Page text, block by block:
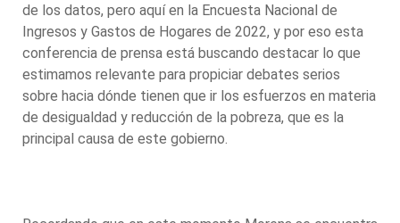
de los datos, pero aquí en la Encuesta Nacional de
Ingresos y Gastos de Hogares de 2022, y por eso esta
conferencia de prensa está buscando destacar lo que
estimamos relevante para propiciar debates serios
sobre hacia dónde tienen que ir los esfuerzos en materia
de desigualdad y reducción de la pobreza, que es la
principal causa de este gobierno.